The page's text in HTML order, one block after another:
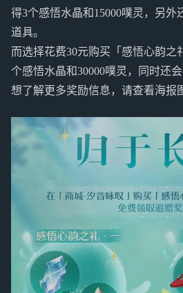
得3个感悟水晶和15000噗灵，另外
道具。
而选择花费30元购买「感悟心韵之
个感悟水晶和30000噗灵，同时还
想了解更多奖励信息，请查看海报